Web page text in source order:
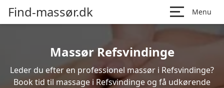
Find-massør.dk Menu
Massør Refsvindinge
Leder du efter en professionel massør i Refsvindinge?
Book tid til massage i Refsvindinge og få udkørende